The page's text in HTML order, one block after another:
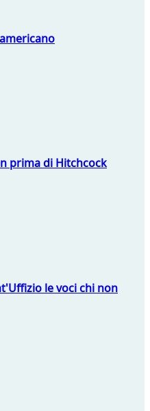
prima di Hitchcock
le voci chi non